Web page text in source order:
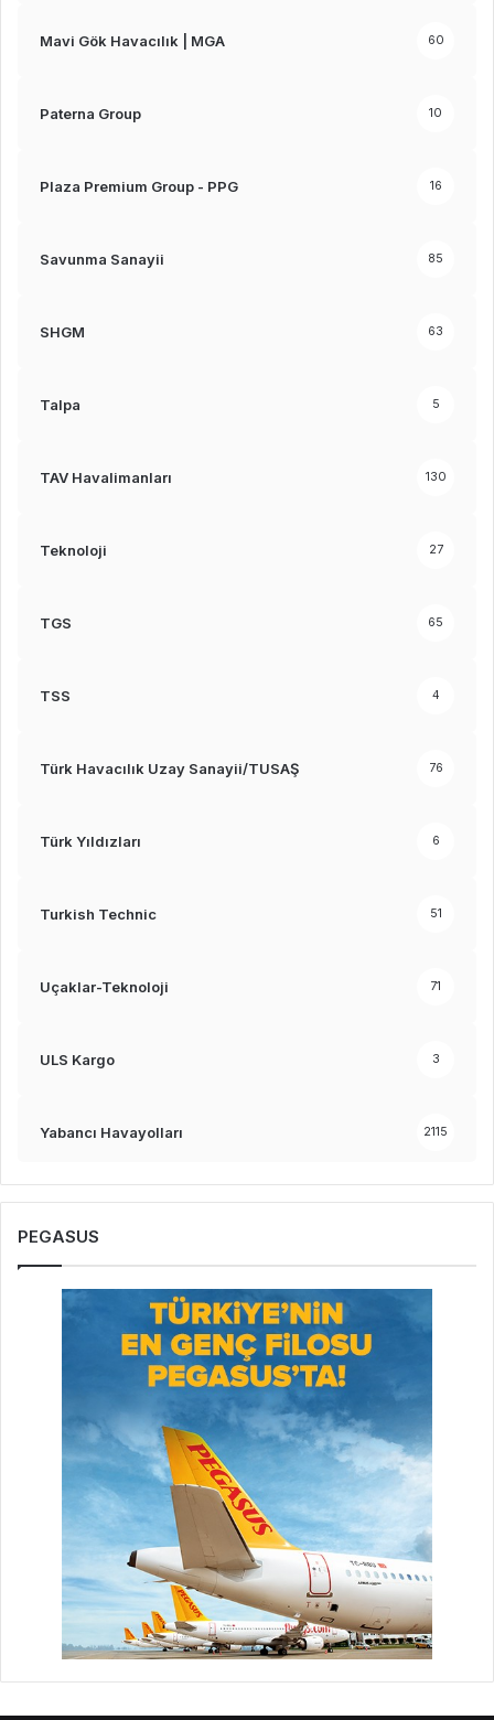
Mavi Gök Havacılık | MGA 60
Paterna Group 10
Plaza Premium Group - PPG 16
Savunma Sanayii 85
SHGM 63
Talpa 5
TAV Havalimanları 130
Teknoloji 27
TGS 65
TSS 4
Türk Havacılık Uzay Sanayii/TUSAŞ 76
Türk Yıldızları 6
Turkish Technic 51
Uçaklar-Teknoloji 71
ULS Kargo 3
Yabancı Havayolları 2115
PEGASUS